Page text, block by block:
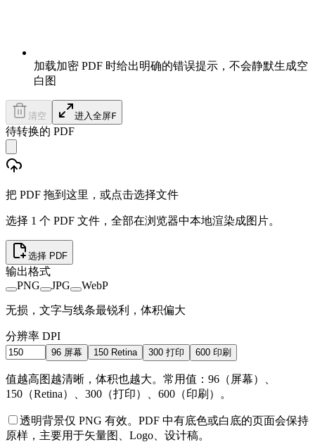
加载加密 PDF 时给出明确的错误提示，不会静默生成空
白图
清空 进入全屏F
待转换的 PDF
把 PDF 拖到这里，或点击选择文件
选择 1 个 PDF 文件，全部在浏览器中本地渲染成图片。
选择 PDF
输出格式
PNG
JPG WebP
无损，文字与线条最锐利，体积偏大
分辨率 DPI
96 屏幕 150 Retina 300 打印 600 印刷
值越高图越清晰，体积也越大。常用值：96（屏幕）、
150（Retina）、300（打印）、600（印刷）。
透明背景仅 PNG 有效。PDF 中有底色或白底的页面会保持
原样，主要用于矢量图、Logo、设计稿。